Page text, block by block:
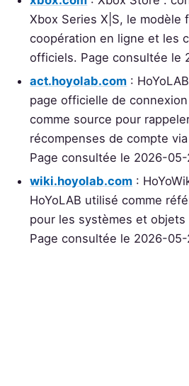
Xbox Series X|S, le modèle
coopération en ligne et les
officiels. Page consultée le
act.hoyolab.com :
page officielle de
comme source pour
récompenses de compte
Page consultée le 2026-05-
wiki.hoyolab.com :
HoYoLAB utilisé comme
pour les systèmes et objets
Page consultée le 2026-05-